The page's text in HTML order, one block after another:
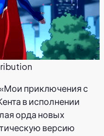
приключения с
в исполнении
орда новых
версию